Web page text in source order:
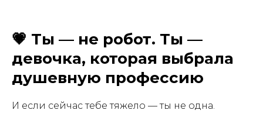
💗 Ты — не робот. Ты —
девочка, которая выбрала
душевную профессию
И если сейчас тебе тяжело — ты не одна.